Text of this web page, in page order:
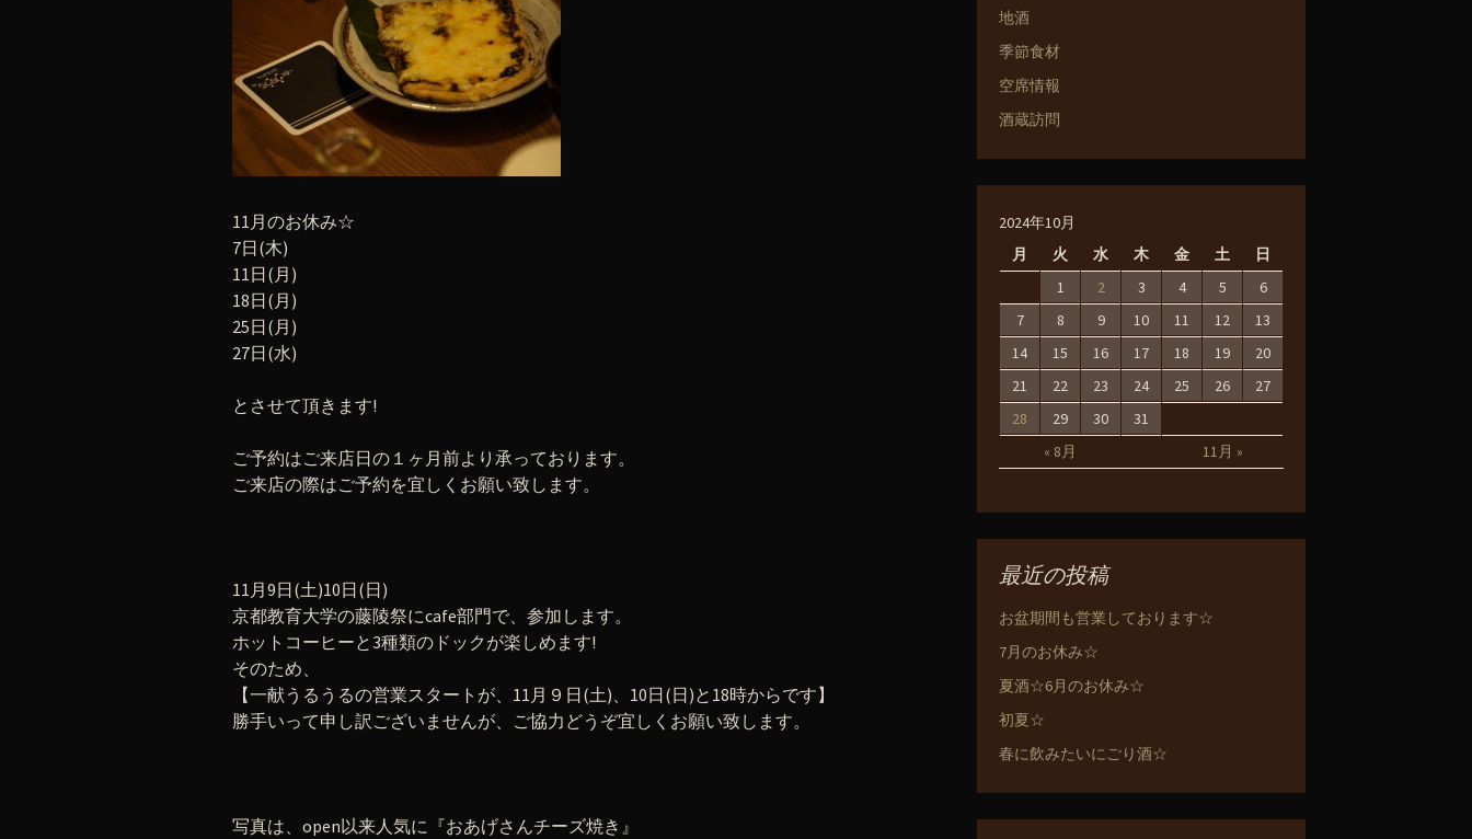
11月のお休み☆
7日(木)
11日(月)
18日(月)
25日(月)
27日(水)
とさせて頂きます!
ご予約はご来店日の１ヶ月前より承っております。
ご来店の際はご予約を宜しくお願い致します。
11月9日(土)10日(日)
京都教育大学の藤陵祭にcafe部門で、参加します。
ホットコーヒーと3種類のドックが楽しめます!
そのため、
【一献うるうるの営業スタートが、11月９日(土)、10日(日)と18時からです】
勝手いって申し訳ございませんが、ご協力どうぞ宜しくお願い致します。
写真は、open以来人気に『おあげさんチーズ焼き』
地酒
季節食材
空席情報
酒蔵訪問
2024年10月
月
火 水 木 金 土 日
« 8月 11月 »
1 2 3 4 5
6
7
8 9 10 11 12
13
14
15 16 17 18 19
20
21
22 23 24 25 26
27
28
29 30 31
最近の投稿
お盆期間も営業しております☆
7月のお休み☆
夏酒☆6月のお休み☆
初夏☆
春に飲みたいにごり酒☆